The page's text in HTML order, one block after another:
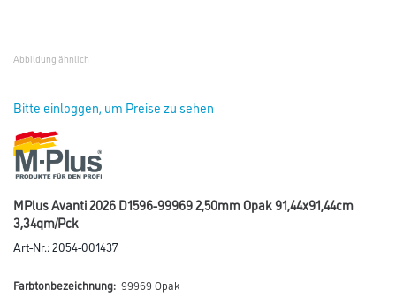
Abbildung ähnlich
Bitte einloggen, um Preise zu sehen
MPlus Avanti 2026 D1596-99969 2,50mm Opak 91,44x91,44cm
3,34qm/Pck
Art-Nr.:2054-001437
Farbtonbezeichnung: 99969 Opak